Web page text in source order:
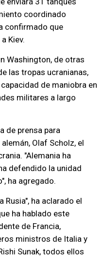
coordinado
confirmado que
Kiev.
Washington, de otras
las tropas ucranianas,
de maniobra en
militares a largo
de prensa para
Olaf Scholz, el
"Alemania ha
defendido la unidad
ha agregado.
Rusia", ha aclarado el
ha hablado este
de Francia,
ministros de Italia y
Sunak, todos ellos